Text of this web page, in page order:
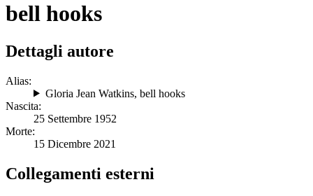
bell hooks
Dettagli autore
Alias:
Gloria Jean Watkins, bell hooks
Nascita:
25 Settembre 1952
Morte:
15 Dicembre 2021
Collegamenti esterni